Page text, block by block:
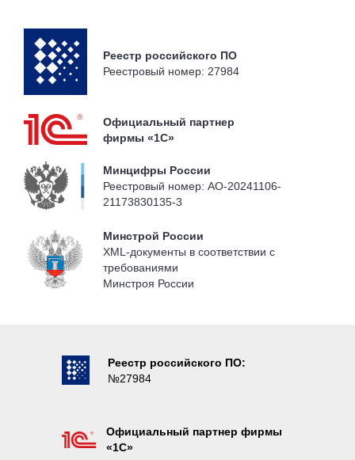
Реестр российского ПО
Реестровый номер: 27984
Официальный партнер
фирмы «1С»
Минцифры России
Реестровый номер: AO-20241106-
21173830135-3
Минстрой России
XML-документы в соответствии с
требованиями
Минстроя России
Реестр российского ПО:
№27984
Официальный партнер фирмы
«1С»